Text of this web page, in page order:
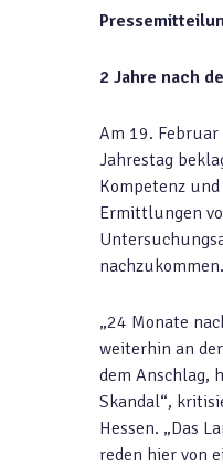
2 Jahre nach
Am 19.
Jahrestag
Kompetenz
Ermittlungen
nachzukommen.
„24 Monate
weiterhin an
dem Anschlag,
Skandal“,
Hessen. „Das
reden hier von